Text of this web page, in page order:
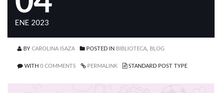
ENE 2023
BY CAROLINA ISAZA POSTED IN BIBLIOTECA BLOG
WITH 0 COMMENTS PERMALINK STANDARD POST TYPE